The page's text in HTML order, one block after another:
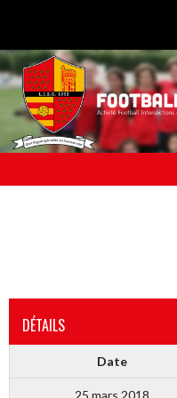
contenu
DÉTAILS
Date